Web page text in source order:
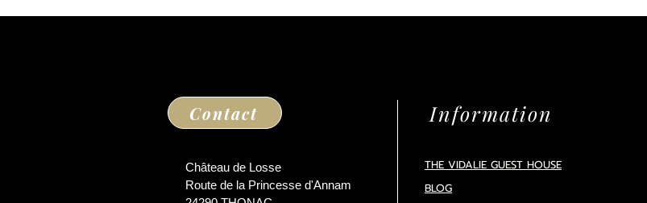
Contact
Château de Losse
Route de la Princesse d'Annam
Information
THE VIDALIE GUEST HOUSE
BLOG